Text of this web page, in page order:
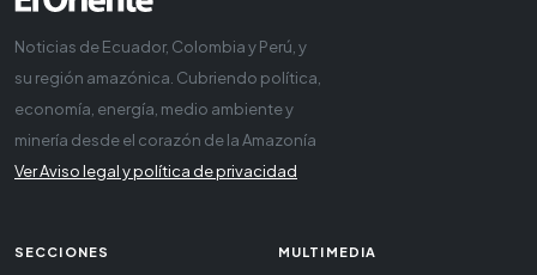
Noticias de Ecuador, Colombia y Perú, y
su región amazónica. Cubriendo política,
economía, energía, medio ambiente y
minería desde el corazón de la Amazonía
Ver Aviso legal y política de privacidad
SECCIONES MULTIMEDIA